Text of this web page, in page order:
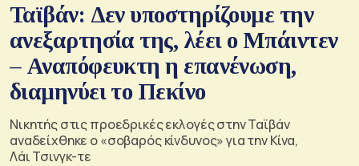
Ταϊβάν: Δεν υποστηρίζουμε την
ανεξαρτησία της, λέει ο Μπάιντεν
– Αναπόφευκτη η επανένωση,
διαμηνύει το Πεκίνο
Νικητής στις προεδρικές εκλογές στην Ταϊβάν
αναδείχθηκε ο «σοβαρός κίνδυνος» για την Κίνα,
Λάι Τσινγκ-τε